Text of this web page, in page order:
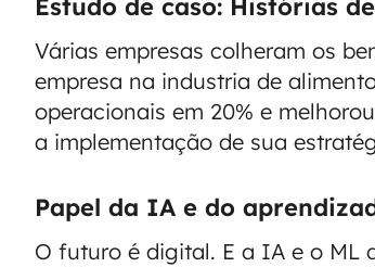
Estudo de caso: Histórias
Várias empresas colheram os
empresa na industria de
operacionais em 20% e
a implementação de sua
Papel da IA e do
O futuro é digital. E a IA e o ML